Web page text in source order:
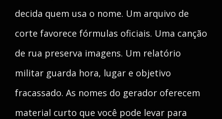
decida quem usa o nome. Um arquivo de
corte favorece fórmulas oficiais. Uma canção
de rua preserva imagens. Um relatório
militar guarda hora, lugar e objetivo
fracassado. As nomes do gerador oferecem
material curto que você pode levar para